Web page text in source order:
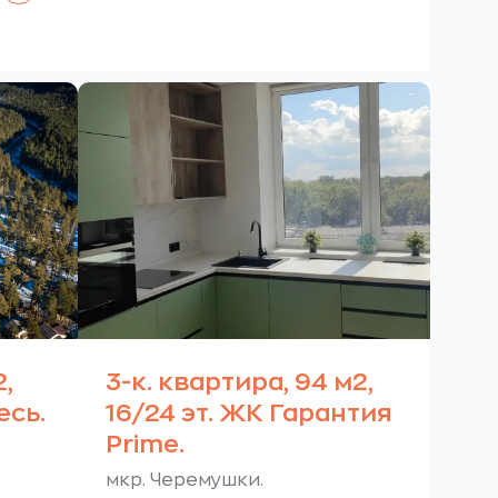
3-к. квартира, 94 м2,
16/24 эт. ЖК Гарантия
Prime.
мкр. Черемушки.